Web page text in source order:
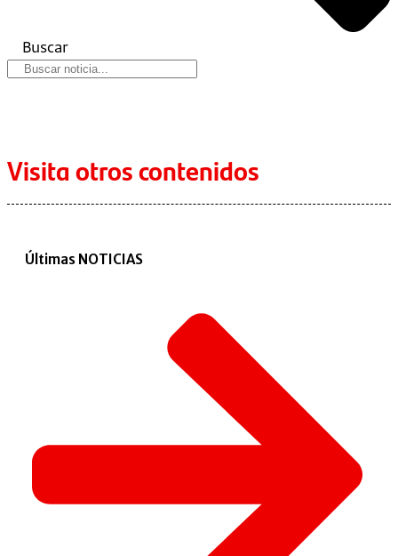
Buscar
Visita otros contenidos
Últimas NOTICIAS